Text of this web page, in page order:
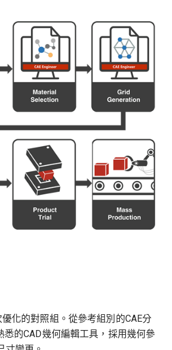
化的對照組。從參考組別的CAE分
的CAD幾何編輯工具，採用幾何參